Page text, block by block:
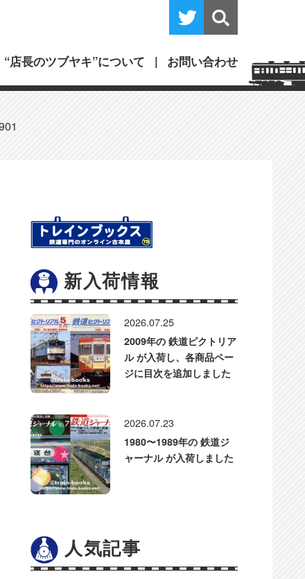
“店長のツブヤキ”について お問い合わせ
新入荷情報
2026.07.25
2009年の 鉄道ピクトリア
ル が入荷し、各商品ペー
ジに目次を追加しました
2026.07.23
1980〜1989年の 鉄道ジ
ャーナル が入荷しました
人気記事